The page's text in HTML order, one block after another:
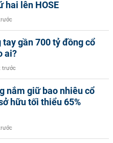
hai lên HOSE
tay gần 700 tỷ đồng cổ
ai?
trước
nắm giữ bao nhiêu cổ
hữu tối thiểu 65%